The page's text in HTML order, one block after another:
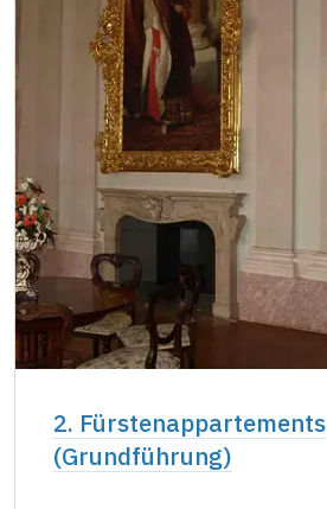
2. Fürstenappartements
(Grundführung)